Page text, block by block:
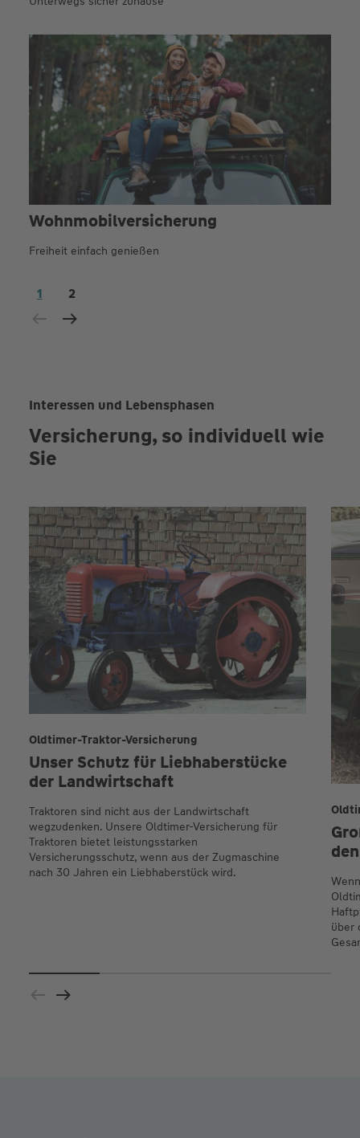
Wohnmobil­versicherung
Freiheit einfach genießen
1 2
Interessen und Lebensphasen
Versicherung, so individuell wie
Sie
Unser Schutz für Liebhaberstücke
der Landwirtschaft
Oldtimer-Traktor-Versicherung
Traktoren sind nicht aus der Landwirtschaft
wegzudenken. Unsere Oldtimer-Versicherung für
Traktoren bietet leistungsstarken
Versicherungsschutz, wenn aus der Zugmaschine
nach 30 Jahren ein Liebhaberstück wird.
über